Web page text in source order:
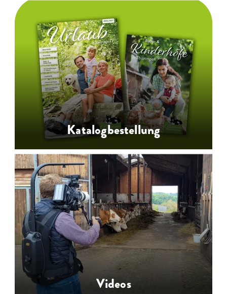
Videos
Katalogbestellung
Broschüren und Urlaubsplaner für
Ihren Bauernhofurlaub und
Landurlaub in Thüringen bestellen
oder online darin blättern.
…